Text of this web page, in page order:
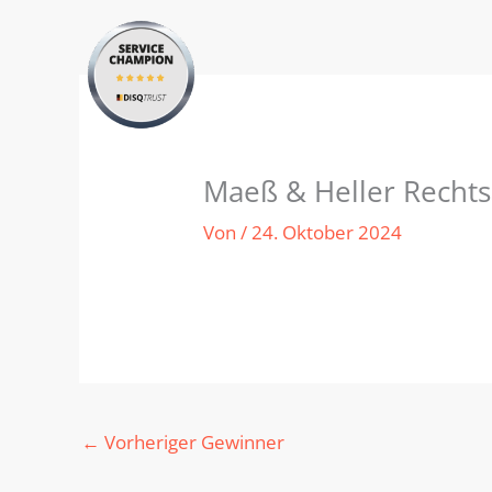
Maeß & Heller
Von/24. Oktober 2024
← Vorheriger Gewinner